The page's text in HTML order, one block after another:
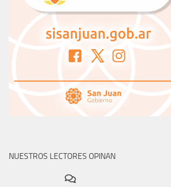
NUESTROS LECTORES OPINAN